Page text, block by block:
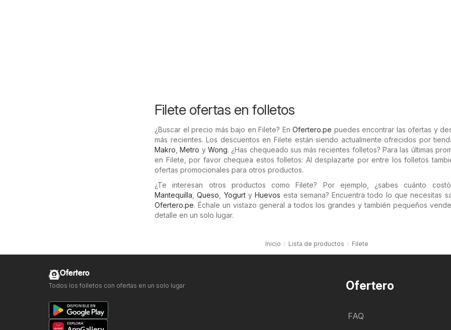
Filete ofertas en folletos
¿Buscar el precio más bajo en Filete? En Ofertero.pe puedes encontrar las ofertas y
más recientes. Los descuentos en Filete están siendo actualmente ofrecidos por
Makro ,Metro y Wong. ¿Has chequeado sus más recientes folletos? Para las últimas
en Filete, por favor chequea estos folletos: Al desplazarte por entre los folletos
ofertas promocionales para otros productos.
¿Te interesan otros productos como Filete? Por ejemplo, ¿sabes cuánto
Mantequilla ,Queso YogurtyHuevos esta semana? Encuentra todo lo que necesitas
Ofertero.pe. Échale un vistazo general a todos los grandes y también pequeños
detalle en un solo lugar.
Inicio Lista de productos Filete
Ofertero
FAQ
Ofertero
Todos los folletos con ofertas en un solo lugar